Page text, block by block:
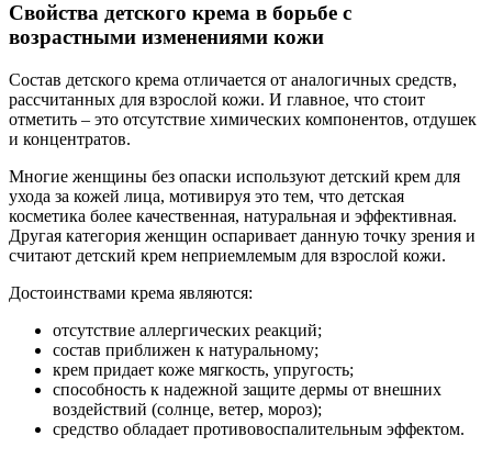
Свойства детского крема в борьбе с
возрастными изменениями кожи
Состав детского крема отличается от аналогичных средств,
рассчитанных для взрослой кожи. И главное, что стоит
отметить – это отсутствие химических компонентов, отдушек
и концентратов.
Многие женщины без опаски используют детский крем для
ухода за кожей лица, мотивируя это тем, что детская
косметика более качественная, натуральная и эффективная.
Другая категория женщин оспаривает данную точку зрения и
считают детский крем неприемлемым для взрослой кожи.
Достоинствами крема являются:
отсутствие аллергических реакций;
состав приближен к натуральному;
крем придает коже мягкость, упругость;
способность к надежной защите дермы от внешних
воздействий (солнце, ветер, мороз);
средство обладает противовоспалительным эффектом.